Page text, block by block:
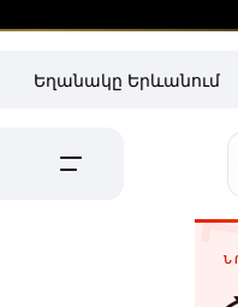
Եղանակը Երևանում